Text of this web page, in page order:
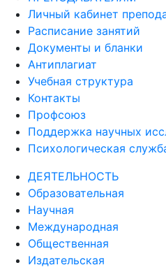
Личный кабинет
Расписание занятий
Документы и бланки
Антиплагиат
Учебная структура
Контакты
Профсоюз
Поддержка научных
Психологическая
ДЕЯТЕЛЬНОСТЬ
Образовательная
Научная
Международная
Общественная
Издательская